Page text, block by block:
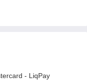
- LiqPay